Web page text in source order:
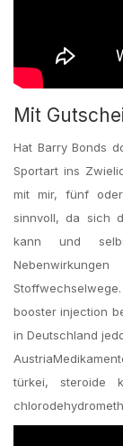
Mit
Hat Barry Bonds
Sportart ins
mit mir, fünf
sinnvoll, da sich
kann und
booster injection
in Deutschland
türkei, steroide